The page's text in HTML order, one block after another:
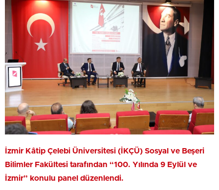
İzmir Kâtip Çelebi Üniversitesi (İKÇÜ) Sosyal ve Beşeri
Bilimler Fakültesi tarafından “100. Yılında 9 Eylül ve
İzmir” konulu panel düzenlendi.